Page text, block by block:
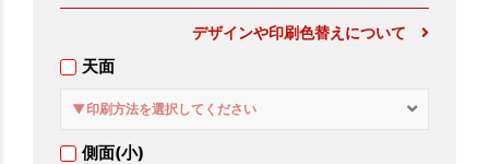
デザインや印刷色替えについて
天面
▼印刷方法を選択してください
側面(小)